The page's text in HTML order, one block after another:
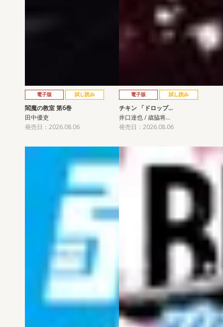
電子版 試し読み
閻魔の教室 第6巻
田中優吏
発売日：2026.08.06
電子版 試し読み
チキン 「ドロップ…
井口達也 / 歳脇将…
発売日：2026.08.06